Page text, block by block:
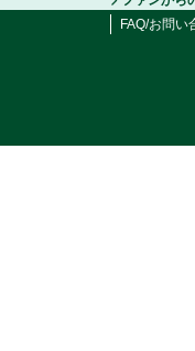
FAQ/お問い